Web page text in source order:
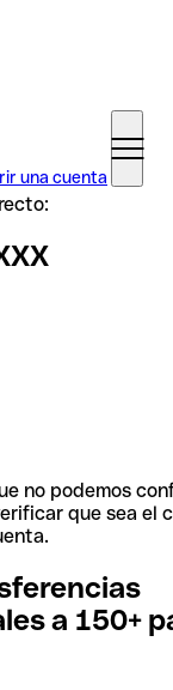
una cuenta
no podemos
que sea el
a 150+